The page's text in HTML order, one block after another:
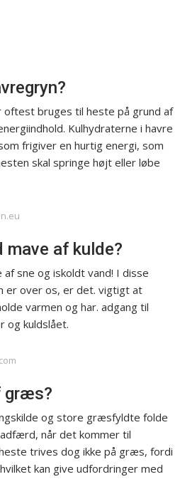
bruges til heste på grund af
Kulhydraterne i havre
frigiver en hurtig energi, som
skal springe højt eller løbe
mave af kulde?
sne og iskoldt vand! I disse
er over os, er det. vigtigt at
varmen og har. adgang til
og kuldslået.
græs?
og store græsfyldte folde
når det kommer til
trives dog ikke på græs, fordi
kan give udfordringer med